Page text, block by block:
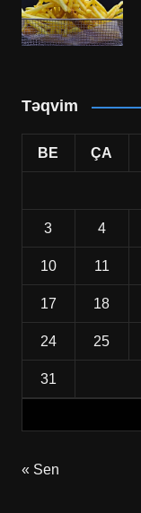
Təqvim
BE ÇA
3 4
10 11
17 18
24 25
31
« Sen